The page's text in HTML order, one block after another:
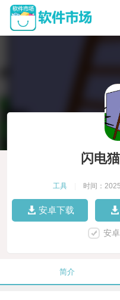
闪电
工具 时间：
安卓下载
安
简介